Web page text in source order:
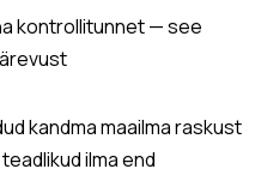
kontrollitunnet — see
kandma maailma raskust
ilma end